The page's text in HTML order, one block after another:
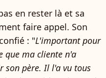
en rester là et sa
faire appel. Son
: "L'important pour
que ma cliente n'a
son père. Il l'a vu tous